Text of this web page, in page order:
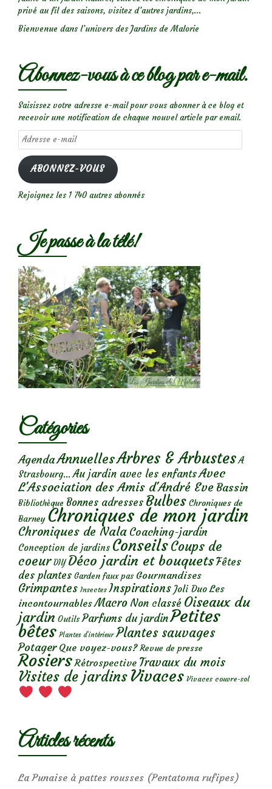
privé au fil des saisons, visitez d’autres jardins,...
Bienvenue dans l’univers des Jardins de Malorie
Abonnez-vous à ce blog par e-mail.
Saisissez votre adresse e-mail pour vous abonner à ce blog et
recevoir une notification de chaque nouvel article par email.
Adresse
e-
mail
ABONNEZ-VOUS
Rejoignez les 1 740 autres abonnés
Je passe à la télé!
Catégories
AgendaAnnuellesArbres & Arbustes A
Strasbourg... Au jardin avec les enfantsAvec
L'Association des Amis d'André Eve Bassin
Bibliothèque Bonnes adresses Bulbes Chroniques de
Barney Chroniques de mon jardin
Chroniques de Nala Coaching-jardin
Conception de jardins ConseilsCoups de
coeur DIY Déco jardin et bouquetsFêtes
des plantes Garden faux pas Gourmandises
Grimpantes Insectes Inspirations Joli Duo Les
incontournables Macro Non classé Oiseaux du
jardin Outils Parfums du jardinPetites
bêtes Plantes d’intérieur Plantes sauvages
Potager Que voyez-vous? Revue de presse
Rosiers Rétrospective Travaux du mois
Visites de jardins Vivaces Vivaces couvre-sol
Articles récents
La Punaise à pattes rousses (Pentatoma rufipes)